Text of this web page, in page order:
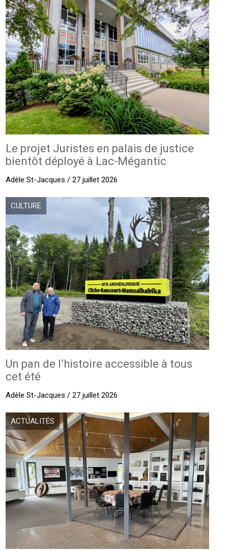
Le projet Juristes en palais de justice
bientôt déployé à Lac-Mégantic
Adèle St-Jacques / 27 juillet 2026
CULTURE
Un pan de l’histoire accessible à tous
cet été
Adèle St-Jacques / 27 juillet 2026
ACTUALITÉS